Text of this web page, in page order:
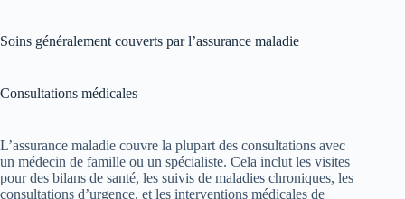
Soins généralement couverts par l’assurance maladie
Consultations médicales
L’assurance maladie couvre la plupart des consultations avec
un médecin de famille ou un spécialiste. Cela inclut les visites
pour des bilans de santé, les suivis de maladies chroniques, les
consultations d’urgence, et les interventions médicales de